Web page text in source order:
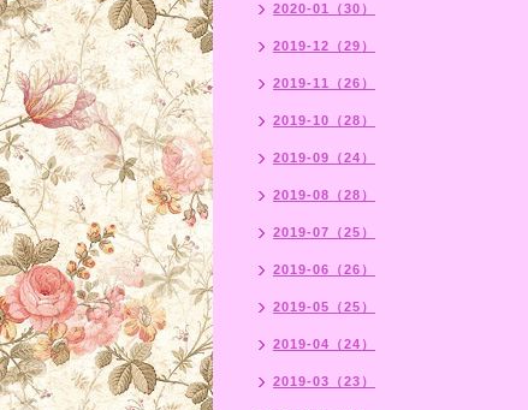
2020-01（30）
2019-12（29）
2019-11（26）
2019-10（28）
2019-09（24）
2019-08（28）
2019-07（25）
2019-06（26）
2019-05（25）
2019-04（24）
2019-03（23）